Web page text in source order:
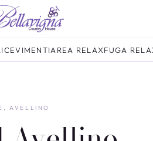
AREA RELAXFUGA
AVELLINO